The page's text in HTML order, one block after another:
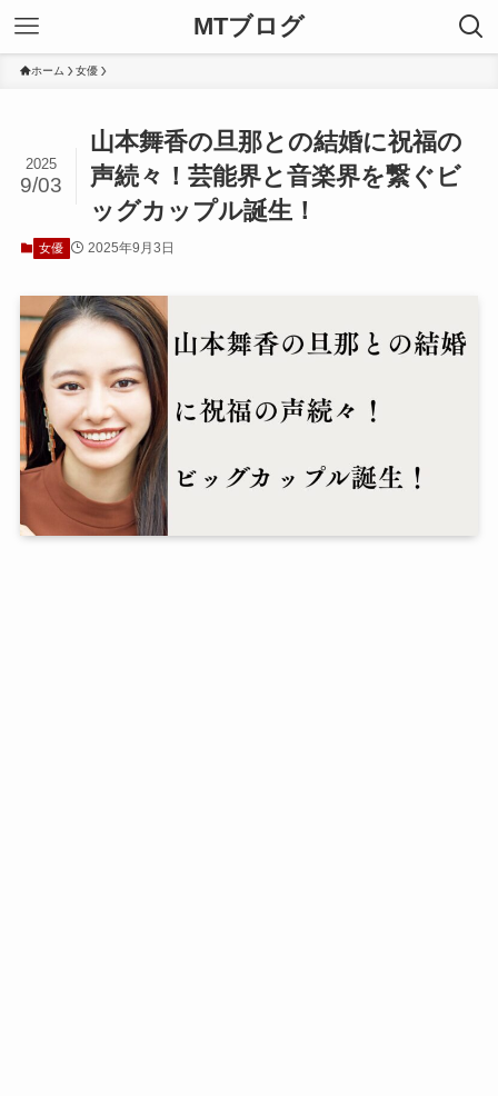
MTブログ
ホーム 女優
山本舞香の旦那との結婚に祝福の
声続々！芸能界と音楽界を繋ぐビ
ッグカップル誕生！
2025
9/03
女優 2025年9月3日